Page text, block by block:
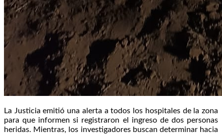
La Justicia emitió una alerta a todos los hospitales de la zona
para que informen si registraron el ingreso de dos personas
heridas. Mientras, los investigadores buscan determinar hacia